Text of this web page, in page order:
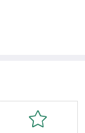
